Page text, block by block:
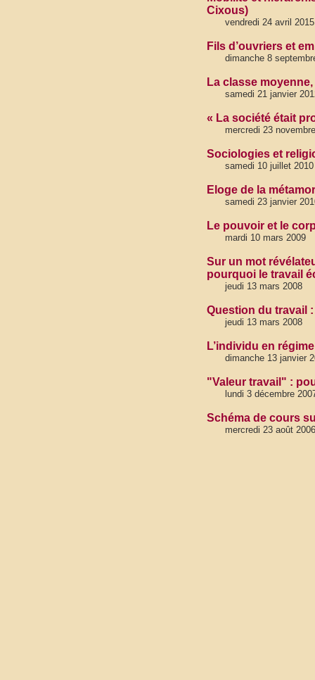
Cixous)
vendredi 24 avril 2015
Fils d’ouvriers et
dimanche 8
La classe
samedi 21 janvier
« La société était
mercredi 23
Sociologies et
samedi 10 juillet 2010
Eloge de la
samedi 23 janvier
Le pouvoir et le
mardi 10 mars 2009
Sur un mot
pourquoi le travail
jeudi 13 mars 2008
Question du travail
jeudi 13 mars 2008
L’individu en
dimanche 13 janvier
"Valeur travail" :
lundi 3 décembre
Schéma de cours
mercredi 23 août 2006